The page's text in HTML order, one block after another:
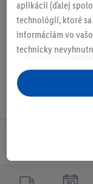
aplikácii (ďalej
technológií, ktoré
informáciám vo
technicky
personalizovanú
ste účastníkom
aj údaje z vášho
následne si
ktorú tam uvediete,